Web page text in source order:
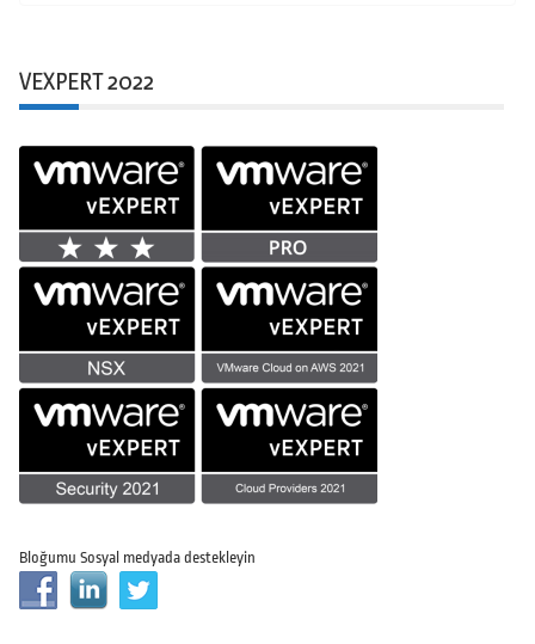
VEXPERT 2022
Bloğumu Sosyal medyada destekleyin